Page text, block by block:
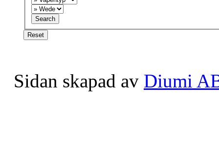
Sidan skapad av Diumi